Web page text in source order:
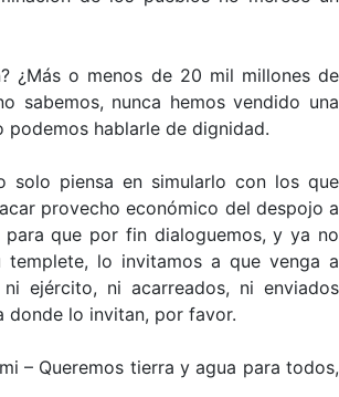
¿Más o menos de 20 mil millones de
sabemos, nunca hemos vendido una
hablarle de dignidad.
solo piensa en simularlo con los que
provecho económico del despojo a
que por fin dialoguemos, y ya no
lo invitamos a que venga a
ejército, ni acarreados, ni enviados
donde lo invitan, por favor.
– Queremos tierra y agua para todos,